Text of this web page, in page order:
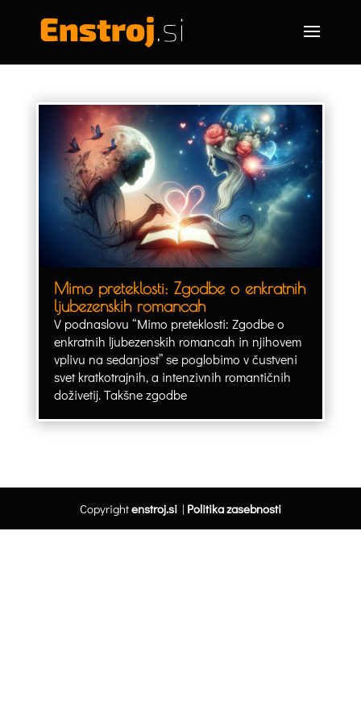
Mimo preteklosti: Zgodbe o enkratnih
ljubezenskih romancah
V podnaslovu “Mimo preteklosti: Zgodbe o
enkratnih ljubezenskih romancah in njihovem
vplivu na sedanjost” se poglobimo v čustveni
svet kratkotrajnih, a intenzivnih romantičnih
doživetij. Takšne zgodbe
Copyrightenstroj.si| Politika zasebnosti